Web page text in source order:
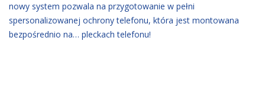
nowy system pozwala na przygotowanie w pełni
spersonalizowanej ochrony telefonu, która jest montowana
bezpośrednio na… pleckach telefonu!